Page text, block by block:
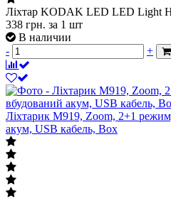
Лiхтар KODAK LED LED Light
338 грн. за 1 шт
В наличии
-
+
Ліхтарик M919, Zoom, 2+1
акум, USB кабель, Box